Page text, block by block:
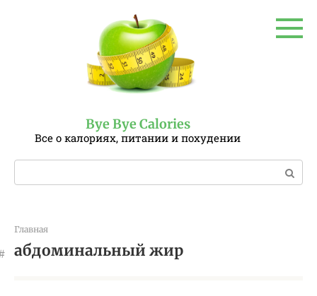
Bye Bye Calories
Все о калориях, питании и похудении
Поиск:
Главная
абдоминальный жир